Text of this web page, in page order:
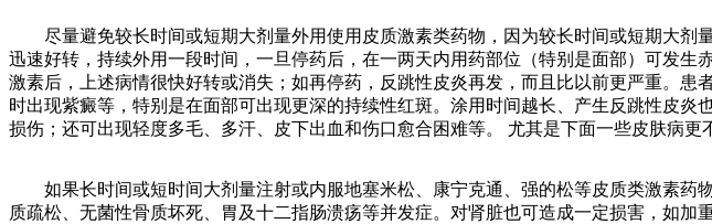
尽量避免较长时间或短期大剂量外用使用皮质激素类药物，因为较长时间或短期大剂
迅速好转，持续外用一段时间，一旦停药后，在一两天内用药部位（特别是面部）可发
激素后，上述病情很快好转或消失；如再停药，反跳性皮炎再发，而且比以前更严重。
时出现紫癜等，特别是在面部可出现更深的持续性红斑。涂用时间越长、产生反跳性皮
损伤；还可出现轻度多毛、多汗、皮下出血和伤口愈合困难等。 尤其是下面一些皮肤病更
如果长时间或短时间大剂量注射或内服地塞米松、康宁克通、强的松等皮质类激素药
质疏松、无菌性骨质坏死、胃及十二指肠溃疡等并发症。对肾脏也可造成一定损害，如